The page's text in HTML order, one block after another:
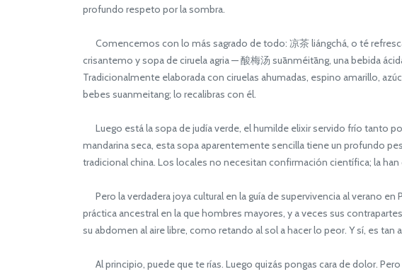
profundo respeto por la sombra.
Comencemos con lo más sagrado de todo: 凉茶 liángchá, o té
crisantemo y sopa de ciruela agria — 酸梅汤 suānméitāng, una bebida
Tradicionalmente elaborada con ciruelas ahumadas, espino amarillo,
bebes suanmeitang; lo recalibras con él.
Luego está la sopa de judía verde, el humilde elixir servido frío tanto
mandarina seca, esta sopa aparentemente sencilla tiene un profundo
tradicional china. Los locales no necesitan confirmación científica; la
Pero la verdadera joya cultural en la guía de supervivencia al verano en
práctica ancestral en la que hombres mayores, y a veces sus
su abdomen al aire libre, como retando al sol a hacer lo peor. Y sí, es tan
Al principio, puede que te rías. Luego quizás pongas cara de dolor.